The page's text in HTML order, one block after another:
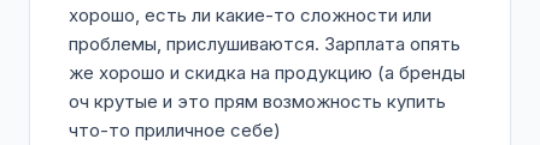
хорошо, есть ли какие-то сложности или
проблемы, прислушиваются. Зарплата опять
же хорошо и скидка на продукцию (а бренды
оч крутые и это прям возможность купить
что-то приличное себе)